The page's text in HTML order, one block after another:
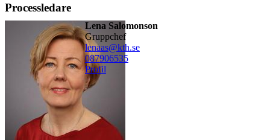
Processledare
Lena Salomonson
gruppchef
lenaas@kth.se
087906535
Profil